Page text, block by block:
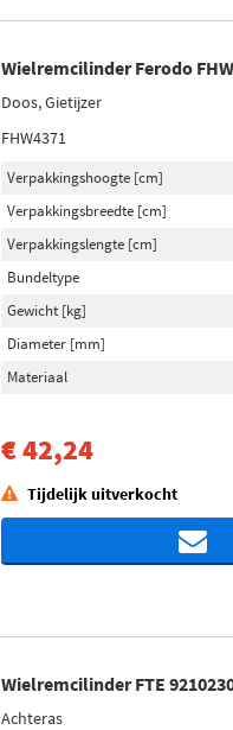
Wielremcilinder Ferodo
Doos, Gietijzer
FHW4371
Verpakkingshoogte [cm]
Verpakkingsbreedte [cm]
Verpakkingslengte [cm]
Bundeltype
Gewicht [kg]
Diameter [mm]
Materiaal
€ 42,24
Tijdelijk uitverkocht
Wielremcilinder FTE
Achteras